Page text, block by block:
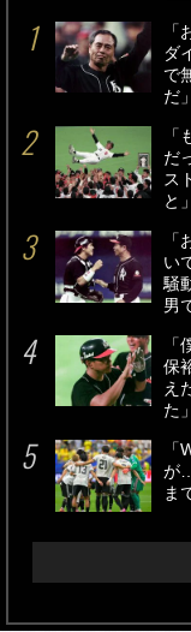
ダ
で
だ」
だ
ス
と」
い
騒
男
保
え
た」
が
ま